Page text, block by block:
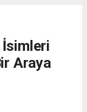
İsimleri
Araya